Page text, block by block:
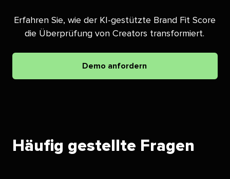
Erfahren Sie, wie der KI-gestützte Brand Fit Score
die Überprüfung von Creators transformiert.​​
Demo anfordern​​
Häufig gestellte Fragen​​